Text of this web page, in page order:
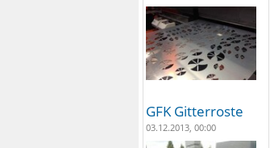
GFK Gitterroste
03.12.2013, 00:00